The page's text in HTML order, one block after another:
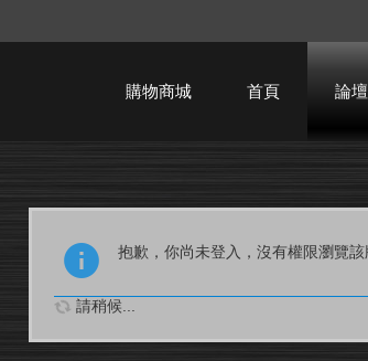
購物商城 首頁 論壇
抱歉，你尚未登入，沒有權限瀏覽該
請稍候...